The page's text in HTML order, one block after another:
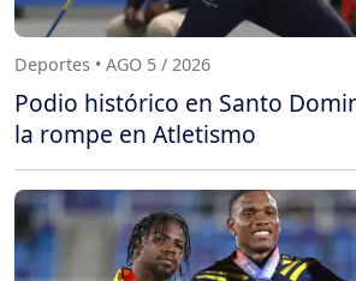
Deportes • AGO 5 / 2026
Podio histórico en Santo
la rompe en Atletismo